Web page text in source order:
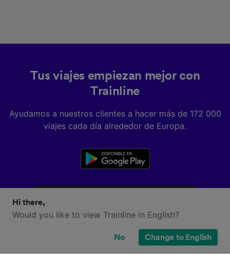
Tus viajes empiezan mejor con
Trainline
Ayudamos a nuestros clientes a hacer más de 172 000
viajes cada día alrededor de Europa.
Hi there,
Would you like to view Trainline in English?
No Change to English